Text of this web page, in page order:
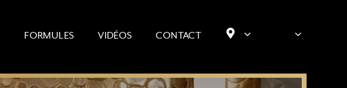
FORMULES VIDÉOS CONTACT